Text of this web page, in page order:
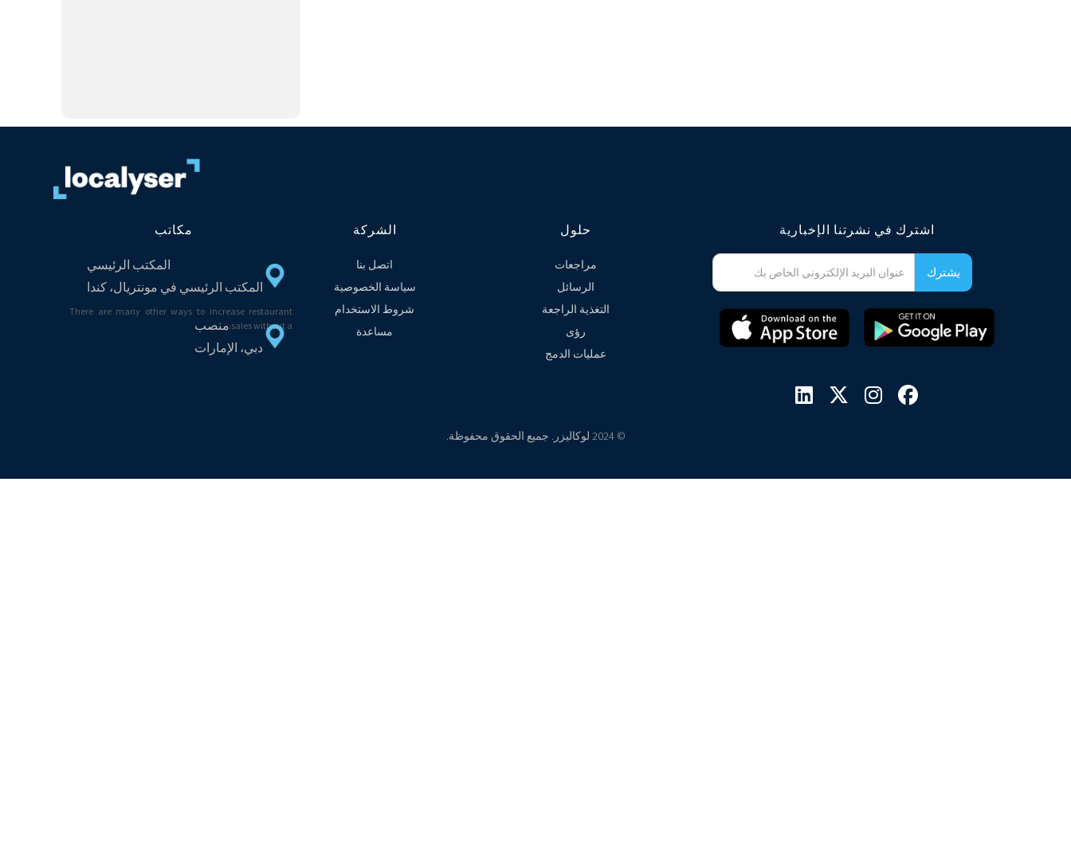
There are many other ways to increase restaurant
sales without a...
مكاتب
المكتب الرئيسي
المكتب الرئيسي في مونتريال، كندا
منصب
دبي، الإمارات
الشركة
اتصل بنا
سياسة الخصوصية
شروط الاستخدام
مساعدة
حلول
مراجعات
الرسائل
التغذية الراجعة
رؤى
عمليات الدمج
اشترك في نشرتنا الإخبارية




© 2024 لوكاليزر. جميع الحقوق محفوظة.